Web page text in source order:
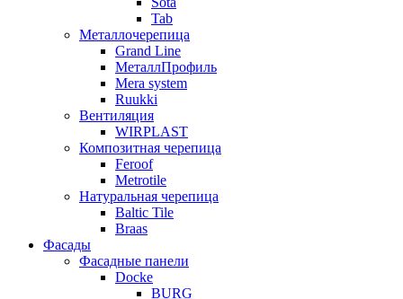
Tab
Металлочерепица
Grand Line
МеталлПрофиль
Mera system
Ruukki
Вентиляция
WIRPLAST
Композитная черепица
Feroof
Metrotile
Натуральная черепица
Baltic Tile
Braas
Фасады
Фасадные панели
Docke
BURG